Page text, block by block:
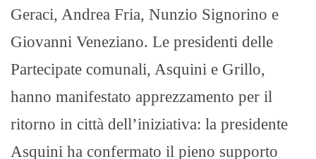
Geraci, Andrea Fria, Nunzio Signorino e
Giovanni Veneziano. Le presidenti delle
Partecipate comunali, Asquini e Grillo,
hanno manifestato apprezzamento per il
ritorno in città dell’iniziativa: la presidente
Asquini ha confermato il pieno supporto